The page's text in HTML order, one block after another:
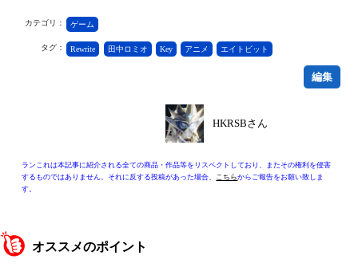
カテゴリ： ゲーム
タグ： Rewrite 田中ロミオ Key アニメ エイトビット
編集
HKRSBさん
ランこれは本記事に紹介される全ての商品・作品等をリスペクトしており、またその権利を侵害
するものではありません。それに反する投稿があった場合、 こちらからご報告をお願い致しま
す。
オススメのポイント